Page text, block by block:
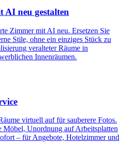
neu gestalten
Zimmer mit AI neu. Ersetzen Sie
Stile, ohne ein einziges Stück zu
veralteter Räume in
Innenräumen.
virtuell auf für sauberere Fotos.
Möbel, Unordnung auf Arbeitsplatten
– für Angebote, Hotelzimmer und